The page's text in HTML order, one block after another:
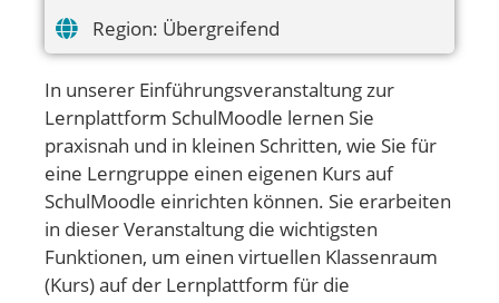
Region: Übergreifend
In unserer Einführungsveranstaltung zur
Lernplattform SchulMoodle lernen Sie
praxisnah und in kleinen Schritten, wie Sie für
eine Lerngruppe einen eigenen Kurs auf
SchulMoodle einrichten können. Sie erarbeiten
in dieser Veranstaltung die wichtigsten
Funktionen, um einen virtuellen Klassenraum
(Kurs) auf der Lernplattform für die